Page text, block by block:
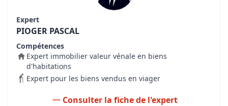
Expert
PIOGER PASCAL
Compétences
Expert immobilier valeur vénale en biens
d'habitations
Expert pour les biens vendus en viager
Consulter la fiche de l'expert